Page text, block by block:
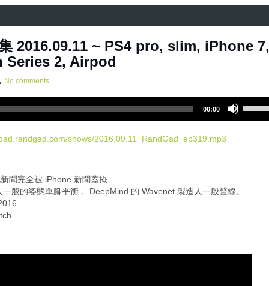
2016.09.11 ~ PS4 pro, slim, iPhone 7,
Series 2, Airpod
No comments
00:00
s
shows/2016.09.11_RandGad_ep319.mp3
聞完全被 iPhone 新聞蓋掩
般的姿態單腳平衡， DeepMind 的 Wavenet 製造人一般聲線。